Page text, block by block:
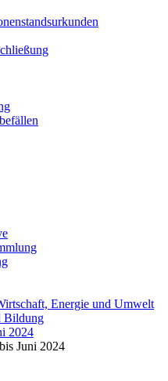
Energie und Umwelt
Bildung
2024
Juni 2024